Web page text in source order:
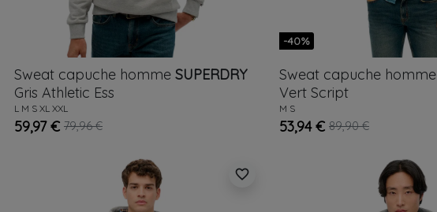
Sweat capuche homme SUPERDRY
Gris Athletic Ess
L M S XL XXL
59,97 € 79,96 €
-40%
Sweat capuche homme
Vert Script
M S
53,94 € 89,90 €
favorite_border